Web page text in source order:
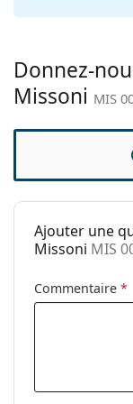
Étui:
nettoyage:
Autres
Marque:
Code:
Donnez-
Missoni MIS
Ajouter une
Missoni MIS
Commentaire *